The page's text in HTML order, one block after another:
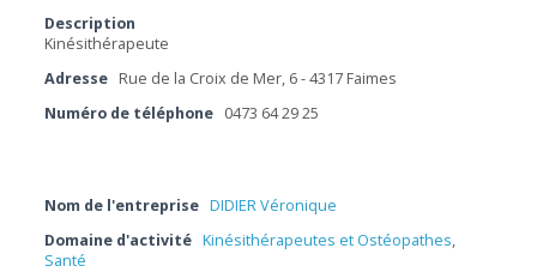
Description
Kinésithérapeute
Adresse Rue de la Croix de Mer, 6 - 4317 Faimes
Numéro de téléphone 0473 64 29 25
Nom de l'entreprise DIDIER Véronique
Domaine d'activité Kinésithérapeutes et Ostéopathes,
Santé